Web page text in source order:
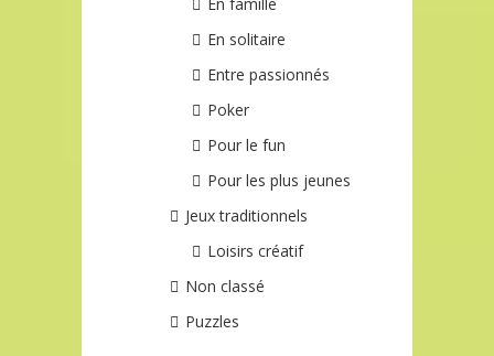
En famille
En solitaire
Entre passionnés
Poker
Pour le fun
Pour les plus jeunes
Jeux traditionnels
Loisirs créatif
Non classé
Puzzles